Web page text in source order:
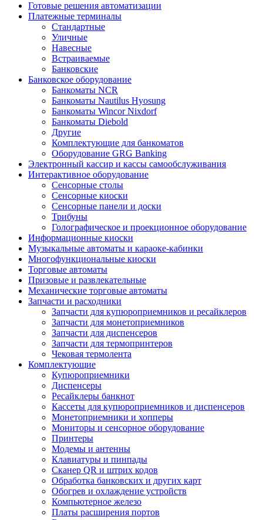
Готовые решения автоматизации
Платежные терминалы
Стандартные
Уличные
Навесные
Встраиваемые
Банковские
Банковское оборудование
Банкоматы NCR
Банкоматы Nautilus Hyosung
Банкоматы Wincor Nixdorf
Банкоматы Diebold
Другие
Комплектующие для банкоматов
Оборудование GRG Banking
Электронный кассир и кассы самообслуживания
Интерактивное оборудование
Сенсорные столы
Сенсорные киоски
Сенсорные панели и доски
Трибуны
Голографическое и проекционное оборудование
Информационные киоски
Музыкальные автоматы и караоке-кабинки
Многофункциональные киоски
Торговые автоматы
Призовые и развлекательные
Механические торговые автоматы
Запчасти и расходники
Запчасти для купюроприемников и ресайклеров
Запчасти для монетоприемников
Запчасти для диспенсеров
Запчасти для термопринтеров
Чековая термолента
Комплектующие
Купюроприемники
Диспенсеры
Ресайклеры банкнот
Кассеты для купюроприемников и диспенсеров
Монетоприемники и хопперы
Мониторы и сенсорное оборудование
Принтеры
Модемы и антенны
Клавиатуры и пинпады
Сканер QR и штрих кодов
Обработка банковских и других карт
Обогрев и охлаждение устройств
Компьютерное железо
Платы расширения портов